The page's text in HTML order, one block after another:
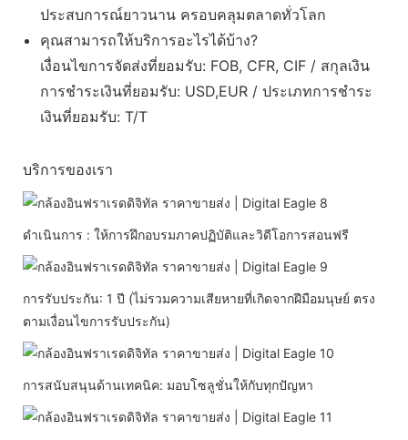
ประสบการณ์ยาวนาน ครอบคลุมตลาดทั่วโลก
คุณสามารถให้บริการอะไรได้บ้าง?
เงื่อนไขการจัดส่งที่ยอมรับ: FOB, CFR, CIF / สกุลเงิน
การชำระเงินที่ยอมรับ: USD,EUR / ประเภทการชำระ
เงินที่ยอมรับ: T/T
บริการของเรา
ดำเนินการ : ให้การฝึกอบรมภาคปฏิบัติและวิดีโอการสอนฟรี
การรับประกัน: 1 ปี (ไม่รวมความเสียหายที่เกิดจากฝีมือมนุษย์ ตรง
ตามเงื่อนไขการรับประกัน)
การสนับสนุนด้านเทคนิค: มอบโซลูชั่นให้กับทุกปัญหา